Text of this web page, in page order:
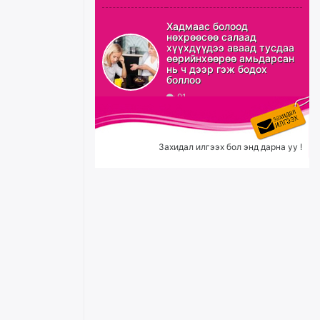
Б.Сэмжидмаа: Зөвшөөрлийн
шинжтэй 103 бүртгэлээс
нийслэлийн бизнес
эрхлэгчдийг чөлөөллөө
өчигдѳр
Эрэн хайж байна
Хадмаас болоод
нөхрөөсөө салаад
хүүхдүүдээ аваад тусдаа
өөрийнхөөрөө амьдарсан
нь ч дээр гэж бодох
боллоо
91
Захидал илгээх бол энд дарна уу !